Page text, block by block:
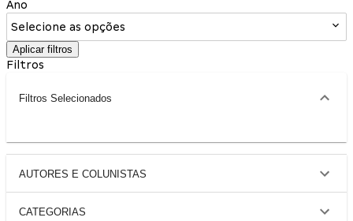
Ano
Selecione as opções
Aplicar filtros
Filtros
Filtros Selecionados
AUTORES E COLUNISTAS
CATEGORIAS